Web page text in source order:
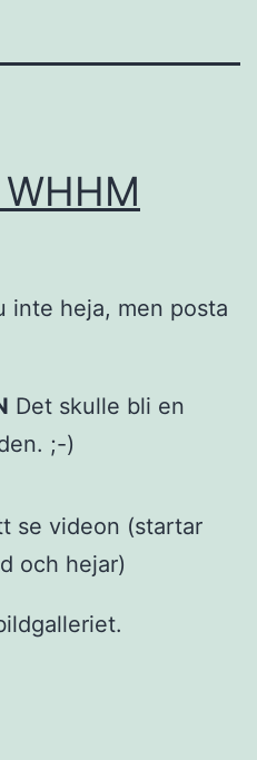
inte heja, men posta
Det skulle bli en
;-)
se videon (startar
och hejar)